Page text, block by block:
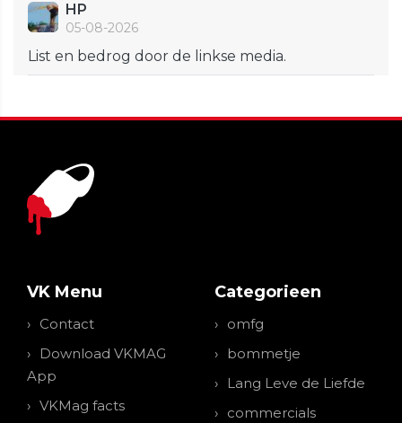
HP
05-08-2026
List en bedrog door de linkse media.
VK Menu
Contact
Download VKMAG
App
VKMag facts
Categorieen
omfg
bommetje
Lang Leve de Liefde
commercials